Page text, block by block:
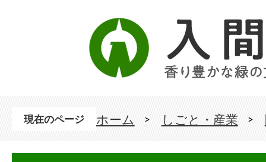
現在のページ ホーム しごと・産業